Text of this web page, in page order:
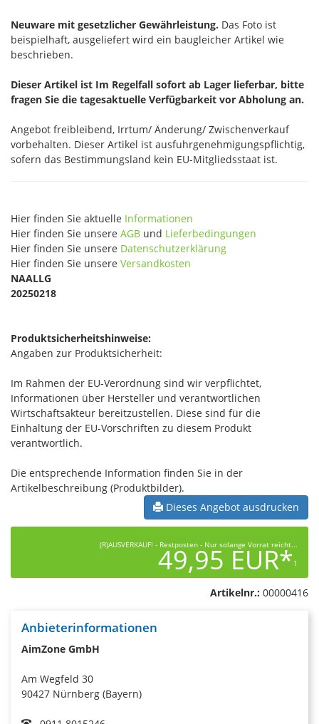
Neuware mit gesetzlicher Gewährleistung. Das Foto ist
beispielhaft, ausgeliefert wird ein baugleicher Artikel wie
beschrieben.
Dieser Artikel ist Im Regelfall sofort ab Lager lieferbar, bitte
fragen Sie die tagesaktuelle Verfügbarkeit vor Abholung an.
Angebot freibleibend, Irrtum/ Änderung/ Zwischenverkauf
vorbehalten. Dieser Artikel ist ausfuhrgenehmigungspflichtig,
sofern das Bestimmungsland kein EU-Mitgliedsstaat ist.
Hier finden Sie aktuelle Informationen
Hier finden Sie unsere AGB und Lieferbedingungen
Hier finden Sie unsere Datenschutzerklärung
Hier finden Sie unsere Versandkosten
NAALLG
20250218
Produktsicherheitshinweise:
Angaben zur Produktsicherheit:
Im Rahmen der EU-Verordnung sind wir verpflichtet,
Informationen über Hersteller und verantwortlichen
Wirtschaftsakteur bereitzustellen. Diese sind für die
Einhaltung der EU-Vorschriften zu diesem Produkt
verantwortlich.
Die entsprechende Information finden Sie in der
Artikelbeschreibung (Produktbilder).
Dieses Angebot ausdrucken
(R)AUSVERKAUF! - Restposten - Nur solange Vorrat reicht...
49,95 EUR*1
Artikelnr.: 00000416
Anbieterinformationen
AimZone GmbH
Am Wegfeld 30
90427 Nürnberg (Bayern)